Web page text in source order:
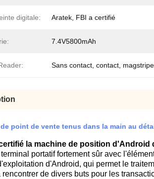
digitale: Aratek, FBI a certifié
7.4V5800mAh
Sans contact, contact, magstripe
point de vente tenus dans la main au
la machine de position
portatif fortement sûr avec
d'Android, qui permet le
rencontrer de divers buts pour les